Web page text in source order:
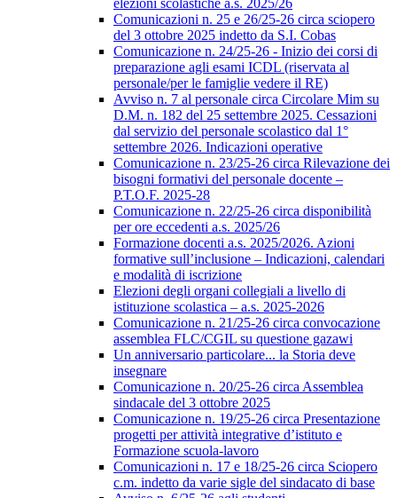
elezioni scolastiche a.s. 2025/26
Comunicazioni n. 25 e 26/25-26 circa sciopero
del 3 ottobre 2025 indetto da S.I. Cobas
Comunicazione n. 24/25-26 - Inizio dei corsi di
preparazione agli esami ICDL (riservata al
personale/per le famiglie vedere il RE)
Avviso n. 7 al personale circa Circolare Mim su
D.M. n. 182 del 25 settembre 2025. Cessazioni
dal servizio del personale scolastico dal 1°
settembre 2026. Indicazioni operative
Comunicazione n. 23/25-26 circa Rilevazione dei
bisogni formativi del personale docente –
P.T.O.F. 2025-28
Comunicazione n. 22/25-26 circa disponibilità
per ore eccedenti a.s. 2025/26
Formazione docenti a.s. 2025/2026. Azioni
formative sull’inclusione – Indicazioni, calendari
e modalità di iscrizione
Elezioni degli organi collegiali a livello di
istituzione scolastica – a.s. 2025-2026
Comunicazione n. 21/25-26 circa convocazione
assemblea FLC/CGIL su questione gazawi
Un anniversario particolare... la Storia deve
insegnare
Comunicazione n. 20/25-26 circa Assemblea
sindacale del 3 ottobre 2025
Comunicazione n. 19/25-26 circa Presentazione
progetti per attività integrative d’istituto e
Formazione scuola-lavoro
Comunicazioni n. 17 e 18/25-26 circa Sciopero
c.m. indetto da varie sigle del sindacato di base